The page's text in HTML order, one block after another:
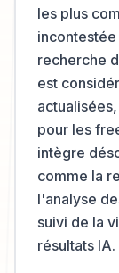
les plus
recherche
est
pour les
intègre
comme la
l'analyse
suivi de la
résultats IA.